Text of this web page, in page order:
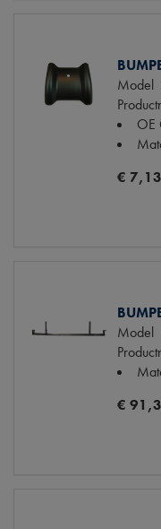
Model
OE
€ 7,13
Model
€